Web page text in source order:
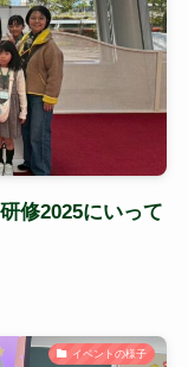
修2025にいって
イベントの様子